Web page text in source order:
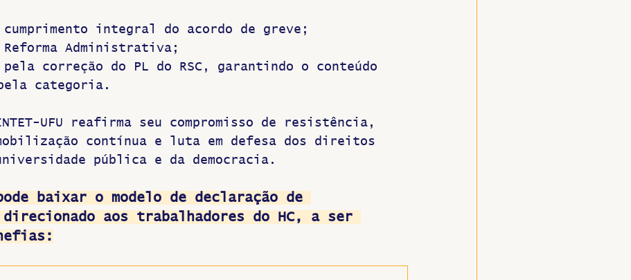
integral do acordo de greve;
Administrativa;
pela correção do PL do RSC, garantindo o conteúdo
categoria.
UFU reafirma seu compromisso de resistência,
contínua e luta em defesa dos direitos
pública e da democracia.
baixar o modelo de declaração de
aos trabalhadores do HC, a ser